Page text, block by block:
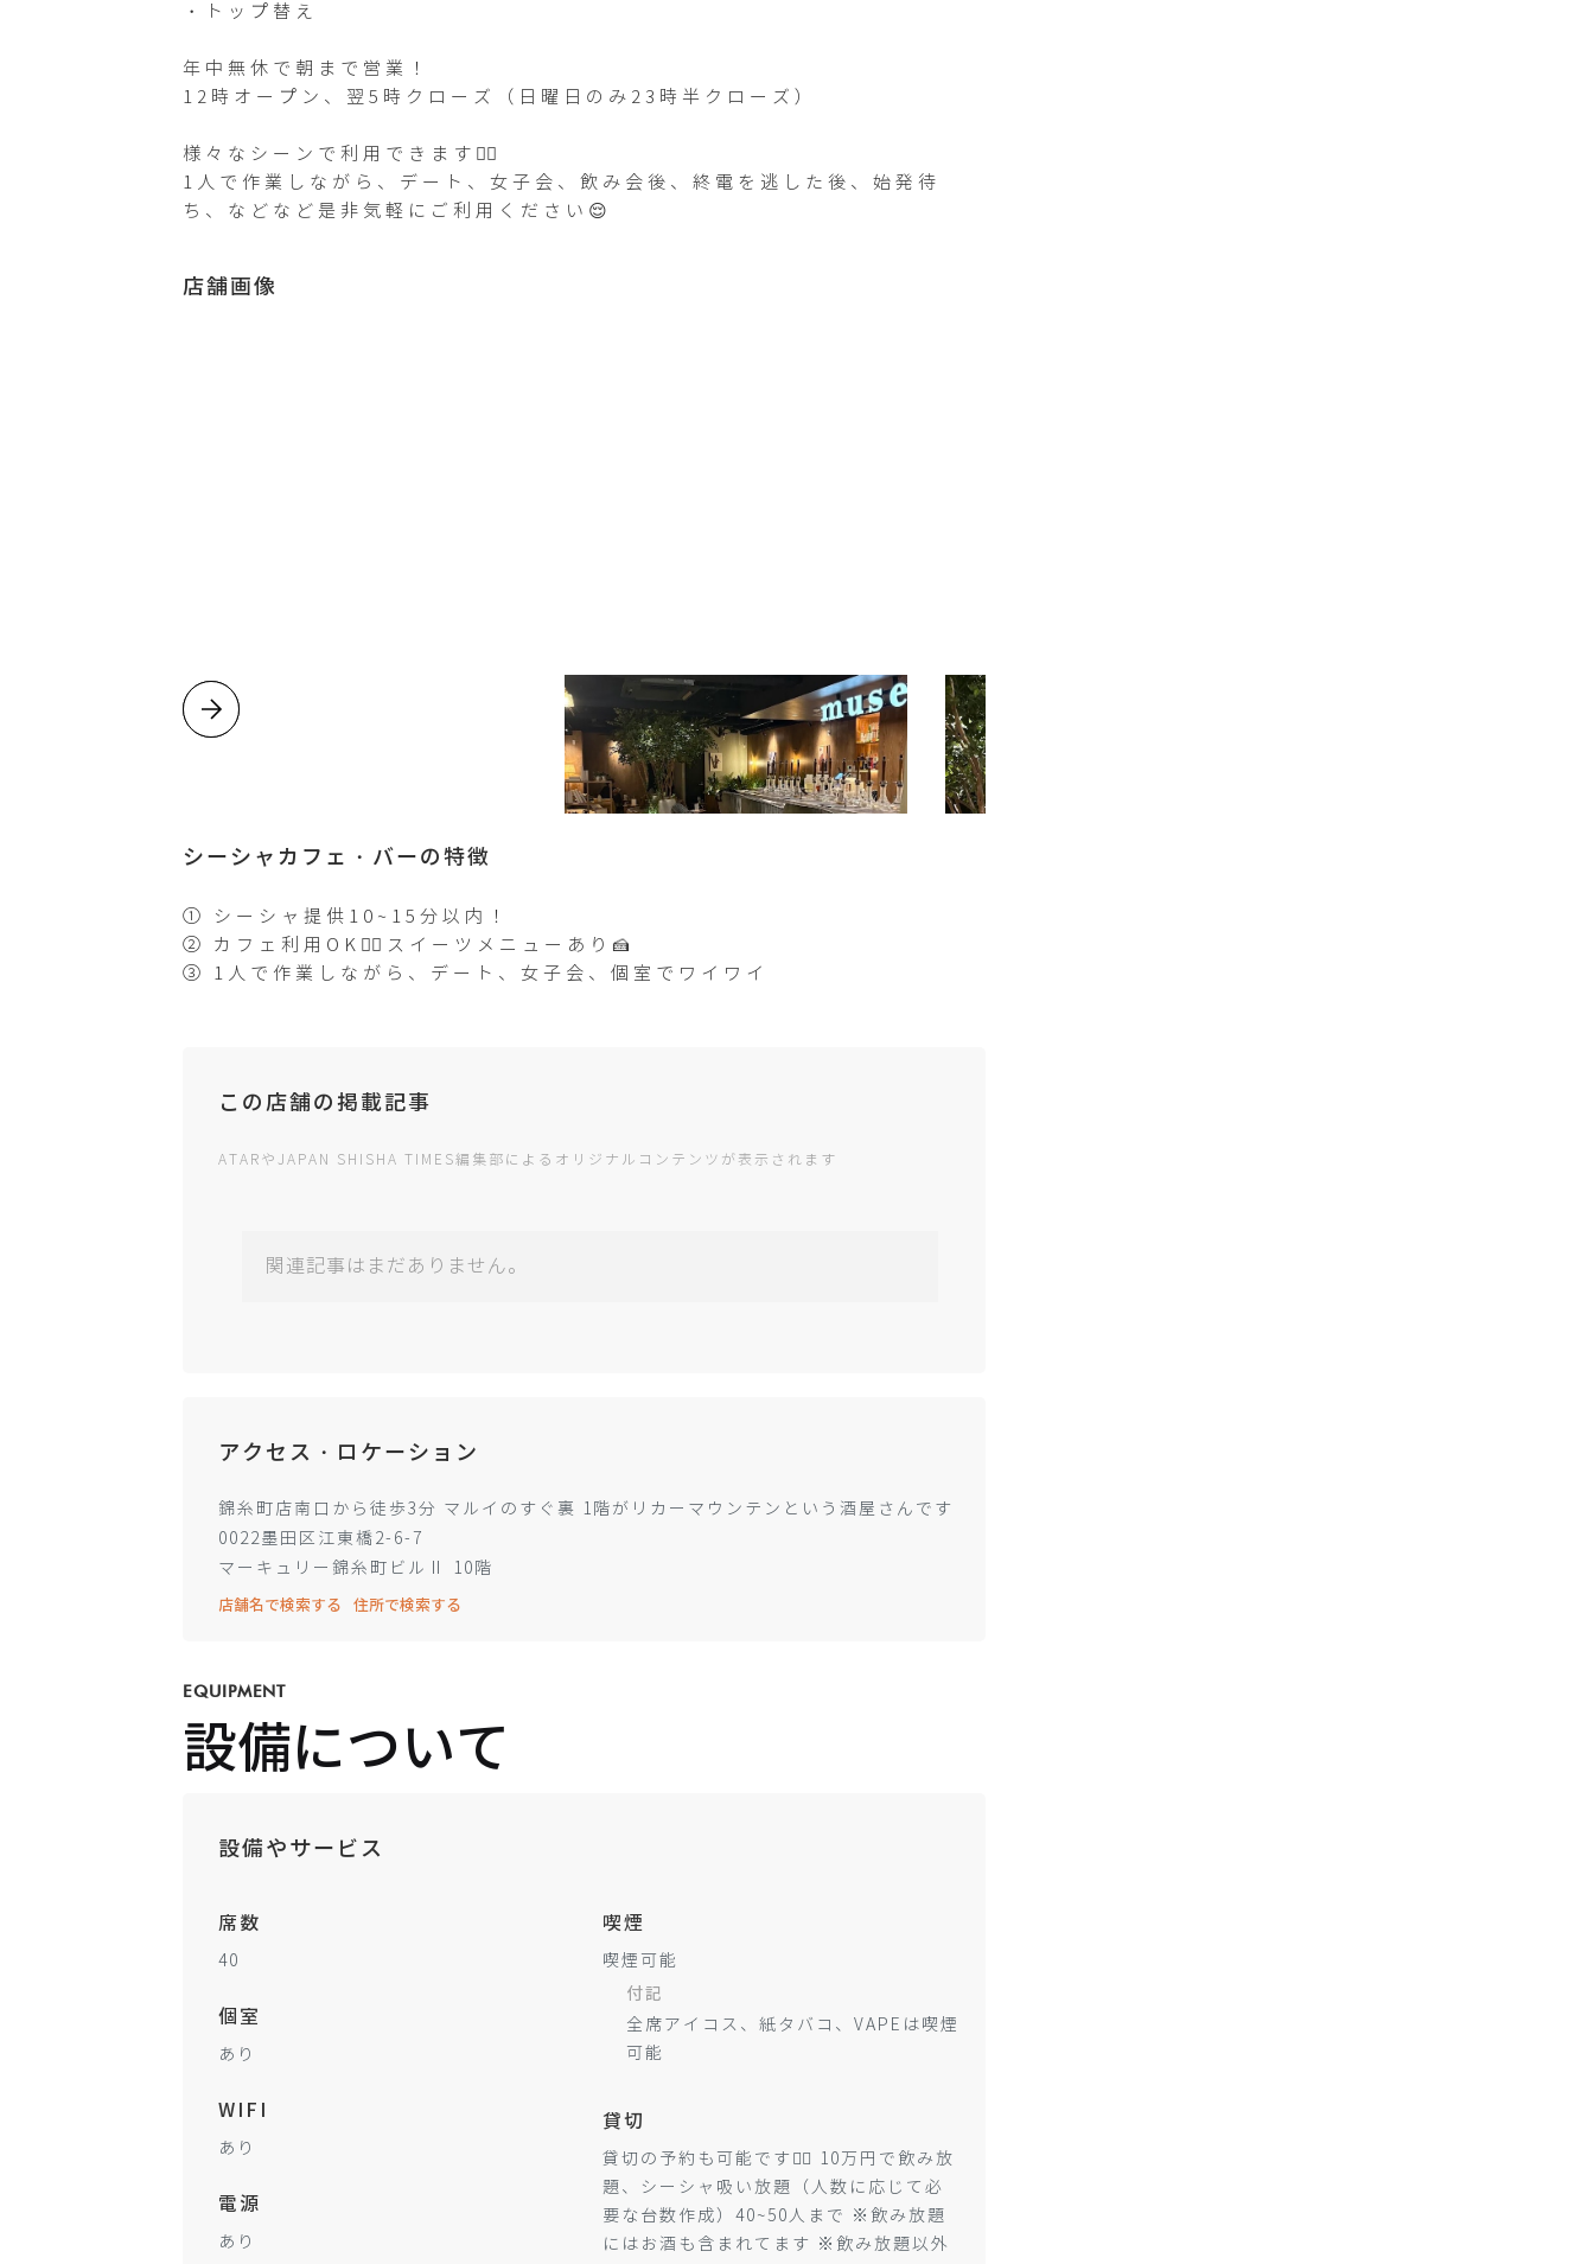
・トップ替え
年中無休で朝まで営業！
12時オープン、翌5時クローズ（日曜日のみ23時半クローズ）
様々なシーンで利用できます🙆‍♂️
1人で作業しながら、デート、女子会、飲み会後、終電を逃した後、始発待
ち、などなど是非気軽にご利用ください😌
店舗画像
シーシャカフェ・バーの特徴
① シーシャ提供10~15分以内！
② カフェ利用OK🙆‍♂️スイーツメニューあり🍰
③ 1人で作業しながら、デート、女子会、個室でワイワイ
この店舗の掲載記事
ATARやJAPAN SHISHA TIMES編集部によるオリジナルコンテンツが表示されます
関連記事はまだありません。
アクセス・ロケーション
錦糸町店南口から徒歩3分 マルイのすぐ裏 1階がリカーマウンテンという酒屋さんです
0022墨田区江東橋2-6-7
マーキュリー錦糸町ビルⅡ 10階
店舗名で検索する
住所で検索する
EQUIPMENT
設備について
設備やサービス
席数
40
個室
あり
WIFI
あり
電源
あり
喫煙
喫煙可能
付記
全席アイコス、紙タバコ、VAPEは喫煙
可能
貸切
貸切の予約も可能です🙆‍♂️ 10万円で飲み放
題、シーシャ吸い放題（人数に応じて必
要な台数作成）40~50人まで ※飲み放題
にはお酒も含まれてます ※飲み放題以外